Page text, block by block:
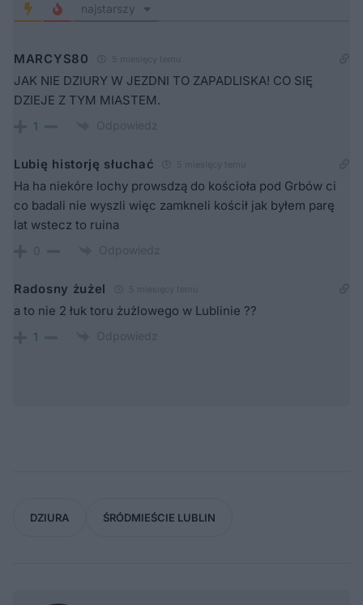
najstarszy
MARCYS80
JAK NIE DZIURY W JEZDNI TO ZAPADLISKA! CO SIĘ
DZIEJE Z TYM MIASTEM.
1
Lubię historję słuchać
Ha ha niekóre lochy prowsdzą do kościoła pod Grbów ci
co badali nie wyszli więc zamkneli kościł jak byłem parę
lat wstecz to ruina
Radosny żużel
a to nie 2 łuk toru żużlowego w Lublinie ??
1
DZIURA ŚRÓDMIEŚCIE LUBLIN